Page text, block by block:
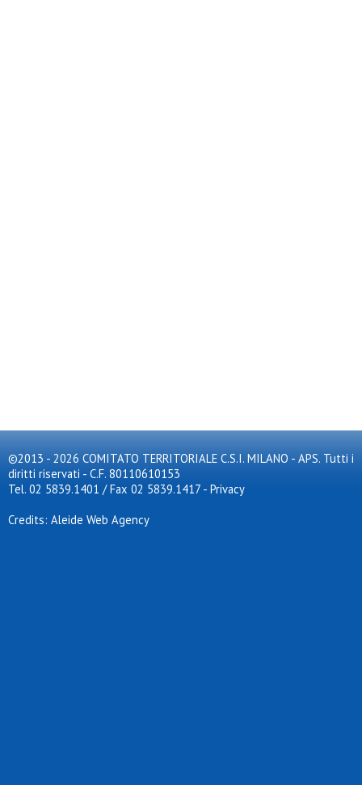
©2013 - 2026 COMITATO TERRITORIALE C.S.I. MILANO - APS. Tutti i
diritti riservati - C.F. 80110610153
Tel. 02 5839.1401 / Fax 02 5839.1417 - Privacy
Credits: Aleide Web Agency